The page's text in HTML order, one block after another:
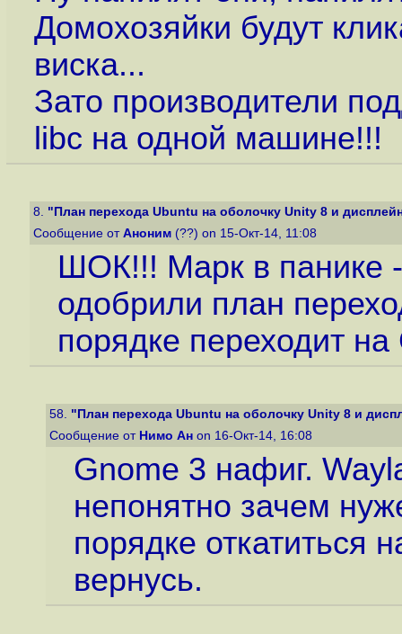
Домохозяйки будут
виска...
Зато производители
libc на одной машине!!!
8. "План перехода Ubuntu на оболочку Unity 8 и
Сообщение от Аноним (??) on 15-Окт-14, 11:08
ШОК!!! Марк в панике
одобрили план
порядке переходит
58. "План перехода Ubuntu на оболочку Unity 8 и
Сообщение от Нимо Ан on 16-Окт-14, 16:08
Gnome 3 нафиг.
непонятно зачем
порядке откатиться
вернусь.